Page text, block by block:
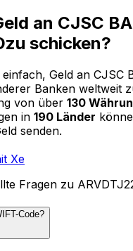
an CJSC
schicken?
Geld an CJSC
Banken weltweit
von über 130
in 190 Länder
senden.
Xe
Fragen zu
Code?